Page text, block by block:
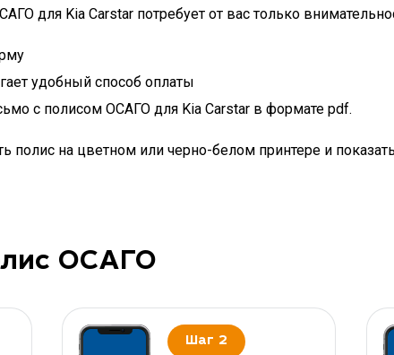
для Kia Carstar потребует от вас только
удобный способ оплаты
с полисом ОСАГО для Kia Carstar в формате pdf.
полис на цветном или черно-белом принтере и
ОСАГО
Шаг 2